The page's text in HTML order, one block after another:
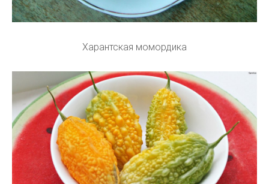
Харантская момордика